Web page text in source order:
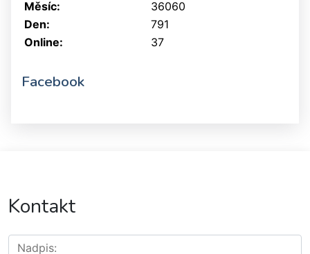
Online: 37
Měsíc:
36060
Den:
791
Facebook
Kontakt